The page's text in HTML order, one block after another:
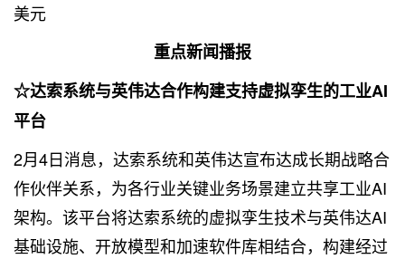
美元
重点新闻播报
☆达索系统与英伟达合作构建支持虚拟孪生的工业AI
平台
2月4日消息，达索系统和英伟达宣布达成长期战略合
作伙伴关系，为各行业关键业务场景建立共享工业AI
架构。该平台将达索系统的虚拟孪生技术与英伟达AI
基础设施、开放模型和加速软件库相结合，构建经过